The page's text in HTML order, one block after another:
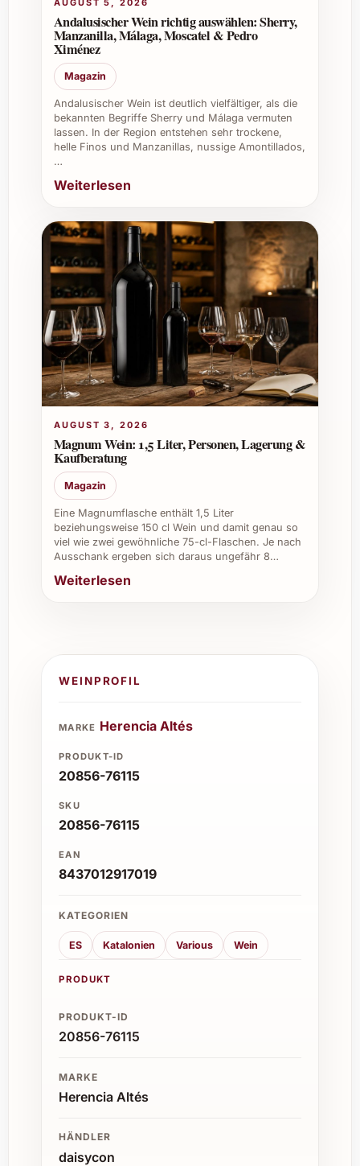
jeder Gelegenheit einen bleibenden Eindruck.
Private Anlässe:Perfekt für festliche
Momente wie Weihnachten, Silvester,
Sommerfeste oder gemütliche Abende
mit Freunden.
Gastronomie & Catering:Ein
vielseitiger Weisswein, der das Menü
ergänzt und Gästen ein unvergessliches
Geschmackserlebnis bietet.
und ist ein geschätzter Begleiter bei
Networking-Anlässen.
Weinkeller:Eine wertvolle Bereicherung
für Liebhaber, die ihren Bestand mit
erlesenen Weinen ausbauen möchten.
Bestellen Sie Herència Altés Garnatxa Blanca
2025 und geniessen Sie einen frischen,
charaktervollen Weisswein, der jede
Gelegenheit mit mediterranem Flair
bereichert. Erleben Sie unvergleichlichen
Trinkspass und überraschen Sie Familie,
Freunde und Geschäftspartner mit diesem
wunderbaren Tropfen!
Andalusischer Wein richtig auswählen: Sherry,
Manzanilla, Málaga, Moscatel & Pedro
Ximénez
Magazin
Andalusischer Wein ist deutlich vielfältiger, als die
bekannten Begriffe Sherry und Málaga vermuten
lassen. In der Region entstehen sehr trockene,
helle Finos und Manzanillas, nussige Amontillados,
…
Weiterlesen
AUGUST 3, 2026
Magnum Wein: 1,5 Liter, Personen, Lagerung &
Kaufberatung
Magazin
Eine Magnumflasche enthält 1,5 Liter
beziehungsweise 150 cl Wein und damit genau so
viel wie zwei gewöhnliche 75-cl-Flaschen. Je nach
Ausschank ergeben sich daraus ungefähr 8…
Weiterlesen
WEINPROFIL
MARKE Herencia Altés
PRODUKT-ID
20856-76115
SKU
20856-76115
EAN
8437012917019
KATEGORIEN
ES Katalonien Various Wein
PRODUKT
PRODUKT-ID
20856-76115
MARKE
Herencia Altés
HÄNDLER
daisycon